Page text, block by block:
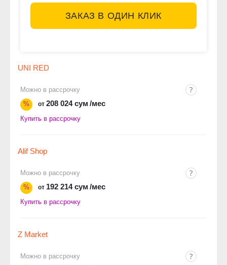
ЗАКАЗ В ОДИН КЛИК
UNI RED
Можно в рассрочку
%
от 208 024 сум /мес
Купить в рассрочку
Alif Shop
Можно в рассрочку
%
от 192 214 сум /мес
Купить в рассрочку
Z Market
Можно в рассрочку